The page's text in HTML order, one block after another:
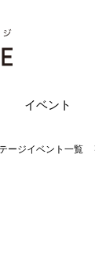
イベント
ージイベント一覧